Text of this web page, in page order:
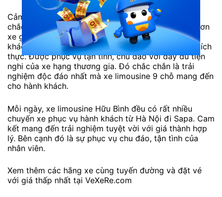
Cảm xúc khi khách hàng trải nghiệm chuyến xe VIP
chắc chắn khá mới mẻ. Dù với giá thành chỉ nhỉnh hơn
xe giường nằm chừng vài chục nghìn, nhưng hành
khách được trải nghiệm không gian xe hạng sang đích
thực. Được phục vụ tận tình, chu đáo với đầy đủ tiện
nghi của xe hạng thương gia. Đó chắc chắn là trải
nghiệm độc đáo nhất mà xe limousine 9 chỗ mang đến
cho hành khách.
Mỗi ngày, xe limousine Hữu Bình đều có rất nhiều
chuyến xe phục vụ hành khách từ Hà Nội đi Sapa. Cam
kết mang đến trải nghiệm tuyệt vời với giá thành hợp
lý. Bên cạnh đó là sự phục vụ chu đáo, tận tình của
nhân viên.
Xem thêm các hãng xe cùng tuyến đường và đặt vé
với giá thấp nhất tại VeXeRe.com